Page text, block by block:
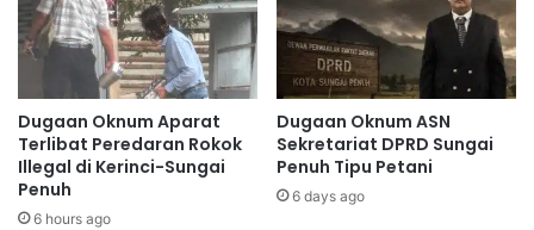
Dugaan Oknum Aparat
Terlibat Peredaran Rokok
Illegal di Kerinci-Sungai
Penuh
6 hours ago
Dugaan Oknum ASN
Sekretariat DPRD Sungai
Penuh Tipu Petani
6 days ago